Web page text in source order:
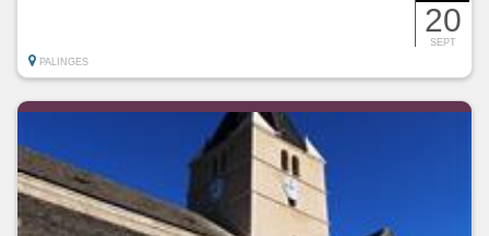
20
SEPT
PALINGES